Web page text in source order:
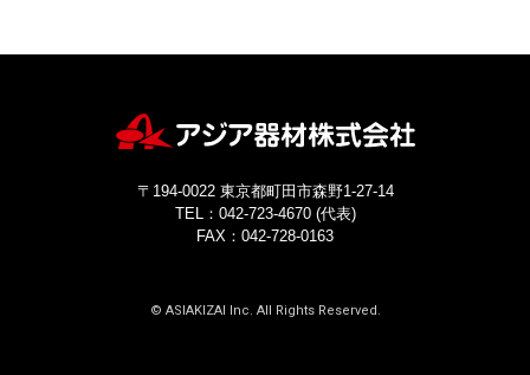
〒194-0022 東京都町田市森野1-27-14
TEL：042-723-4670 (代表)
FAX：042-728-0163
© ASIAKIZAI Inc. All Rights Reserved.